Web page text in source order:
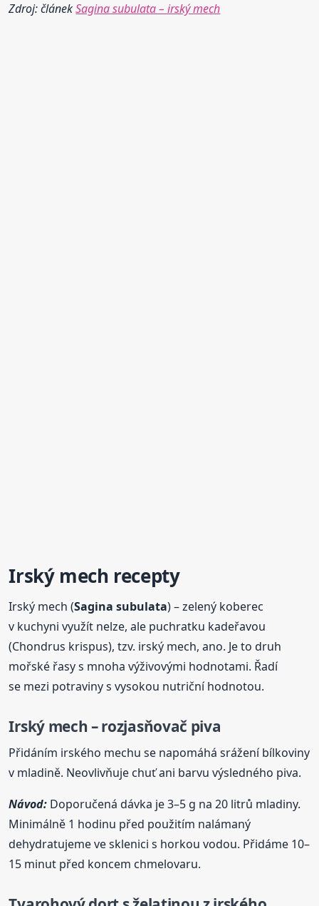
Zdroj: článekSagina subulata – irský mech
Irský mech recepty
Irský mech (Sagina subulata) – zelený koberec
v kuchyni využít nelze, ale puchratku kadeřavou
(Chondrus krispus), tzv. irský mech, ano. Je to druh
mořské řasy s mnoha výživovými hodnotami. Řadí
se mezi potraviny s vysokou nutriční hodnotou.
Irský mech – rozjasňovač piva
Přidáním irského mechu se napomáhá srážení bílkoviny
v mladině. Neovlivňuje chuť ani barvu výsledného piva.
Návod: Doporučená dávka je 3–5 g na 20 litrů mladiny.
Minimálně 1 hodinu před použitím nalámaný
dehydratujeme ve sklenici s horkou vodou. Přidáme 10–
15 minut před koncem chmelovaru.